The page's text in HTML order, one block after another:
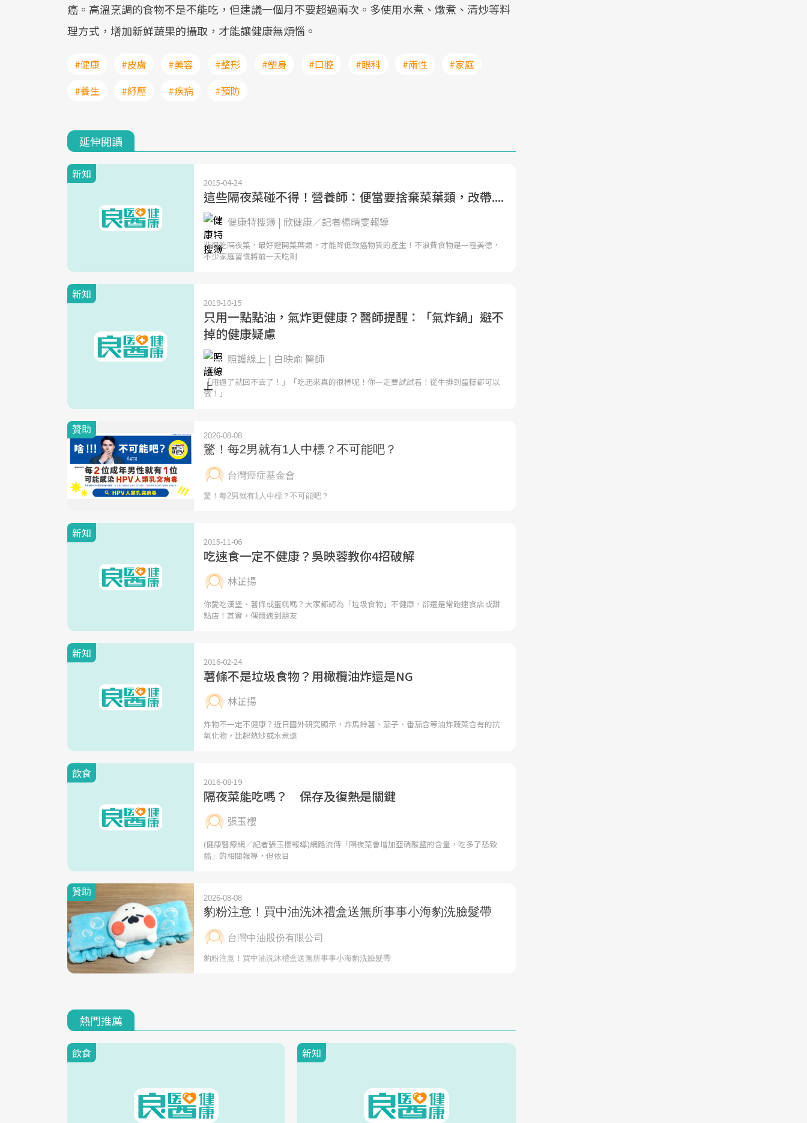
癌。高溫烹調的食物不是不能吃，但建議一個月不要超過兩次。多使用水煮、燉煮、清炒等料
理方式，增加新鮮蔬果的攝取，才能讓健康無煩惱。
#健康 #皮膚 #美容 #整形 #塑身 #口腔 #眼科 #兩性
#家庭
#養生
#紓壓 #疾病 #預防
延伸閱讀
新知
2015-04-24
這些隔夜菜碰不得！營養師：便當要捨棄菜葉類，改帶....
健康特搜簿 | 欣健康／記者楊晴雯報導
非得吃隔夜菜，最好避開菜葉類，才能降低致癌物質的產生！不浪費食物是一種美德，
不少家庭習慣將前一天吃剩
新知
2019-10-15
只用一點點油，氣炸更健康？醫師提醒：「氣炸鍋」避不
掉的健康疑慮
照護線上 | 白映俞 醫師
「用過了就回不去了！」「吃起來真的很棒呢！你一定要試試看！從牛排到蛋糕都可以
做！」
新知
2015-11-06
吃速食一定不健康？吳映蓉教你4招破解
林芷揚
你愛吃漢堡、薯條或蛋糕嗎？大家都認為「垃圾食物」不健康，卻還是常跑速食店或甜
點店！其實，偶爾遇到朋友
新知
2016-02-24
薯條不是垃圾食物？用橄欖油炸還是NG
林芷揚
炸物不一定不健康？近日國外研究顯示，炸馬鈴薯、茄子、番茄含等油炸蔬菜含有的抗
氧化物，比起熱炒或水煮還
飲食
2016-08-19
隔夜菜能吃嗎？ 保存及復熱是關鍵
張玉櫻
(健康醫療網／記者張玉櫻報導)網路流傳「隔夜菜會增加亞硝酸鹽的含量，吃多了恐致
癌」的相關報導，但依目
熱門推薦
飲食 新知